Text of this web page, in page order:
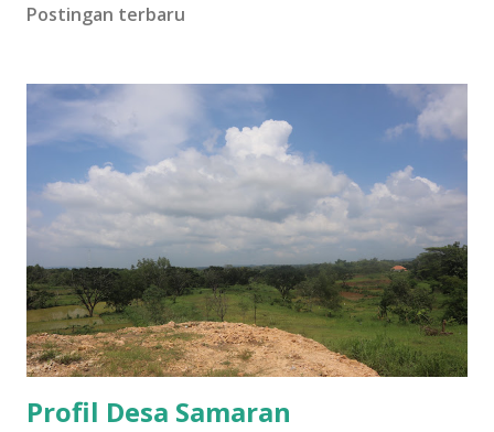
menyebarkan agama islam di tanah tambelanagan Kabupaten
mendapatkan banyak tantangan baik dari lingkungan
masyarakatnya atau dari diri sendirinya. Dalam bertindak di
masyarakat khusunya menyebarkan syariat agamanya tidak
terlihat secara jelas sehingga kebaikannnya tidak bisa
dilihat oleh masyarakat setempat begitu juga dengan segala
perbuatan buruknya tidak dapat dilihat secara jelas
sehingga hal te...
Postingan terbaru
Profil Desa Samaran